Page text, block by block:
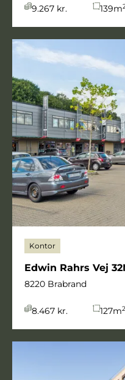
9.267 kr. 139m
Kontor
Edwin Rahrs Vej
8220 Brabrand
8.467 kr. 127m2